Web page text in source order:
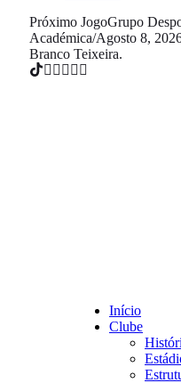
Próximo JogoGrupo
Académica/Agosto 8,
Branco Teixeira.
Início
Clube